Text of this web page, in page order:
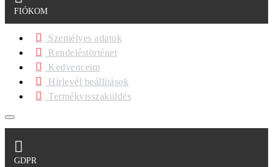
FIÓKOM
Személyes adatok
Rendeléstörténet
Kedvenceim
Hírlevél beállítások
Termékvisszaküldés
GDPR